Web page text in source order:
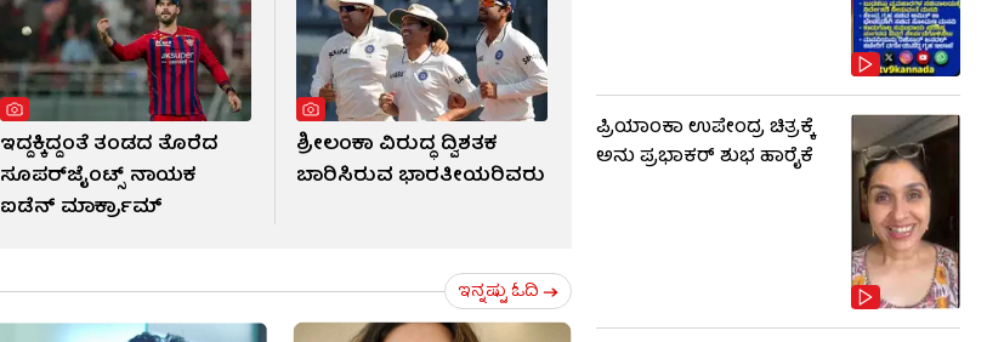
ಇದ್ದಕ್ಕಿದ್ದಂತೆ ತಂಡದ ತೊರೆದ
ಸೂಪರ್‌ಜೈಂಟ್ಸ್ ನಾಯಕ
ಐಡೆನ್ ಮಾರ್ಕ್ರಾಮ್
ಶ್ರೀಲಂಕಾ ವಿರುದ್ಧ ದ್ವಿಶತಕ
ಬಾರಿಸಿರುವ ಭಾರತೀಯರಿವರು
ಇನ್ನಷ್ಟು ಓದಿ
ಪ್ರಿಯಾಂಕಾ ಉಪೇಂದ್ರ ಚಿತ್ರಕ್ಕೆ
ಅನು ಪ್ರಭಾಕರ್ ಶುಭ ಹಾರೈಕೆ